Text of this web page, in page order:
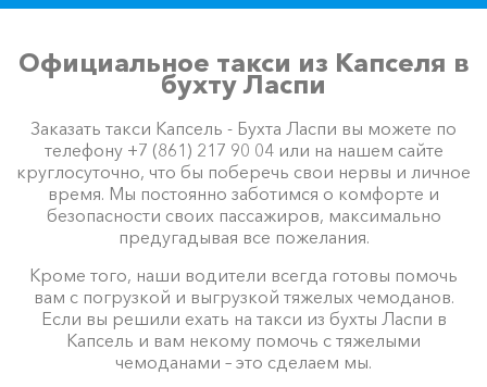
Официальное такси из Капселя в
бухту Ласпи
Заказать такси Капсель - Бухта Ласпи вы можете по
телефону +7 (861) 217 90 04 или на нашем сайте
круглосуточно, что бы поберечь свои нервы и личное
время. Мы постоянно заботимся о комфорте и
безопасности своих пассажиров, максимально
предугадывая все пожелания.
Кроме того, наши водители всегда готовы помочь
вам с погрузкой и выгрузкой тяжелых чемоданов.
Если вы решили ехать на такси из бухты Ласпи в
Капсель и вам некому помочь с тяжелыми
чемоданами – это сделаем мы.